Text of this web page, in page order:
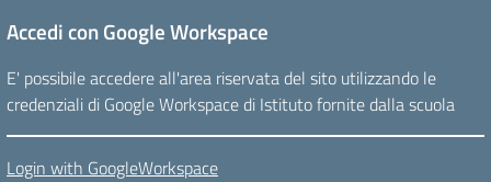
Accedi con Google Workspace
E' possibile accedere all'area riservata del sito utilizzando le
credenziali di Google Workspace di Istituto fornite dalla scuola
Login with GoogleWorkspace